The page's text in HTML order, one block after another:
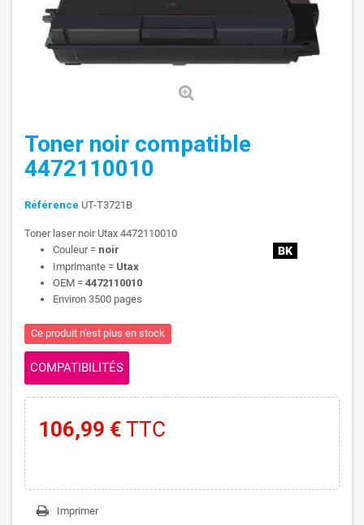
Toner noir compatible
4472110010
Référence UT-T3721B
Toner laser noir Utax 4472110010
Couleur = noir
Imprimante = Utax
OEM = 4472110010
Environ 3500 pages
Ce produit n'est plus en stock
COMPATIBILITÉS
106,99 € TTC
Imprimer